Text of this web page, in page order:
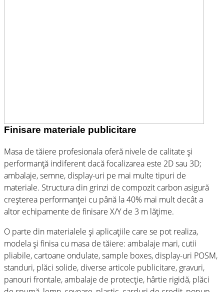
Finisare materiale publicitare
Masa de tăiere profesionala oferă nivele de calitate și
performanță indiferent dacă focalizarea este 2D sau 3D;
ambalaje, semne, display-uri pe mai multe tipuri de
materiale. Structura din grinzi de compozit carbon asigură
creșterea performanței cu până la 40% mai mult decât a
altor echipamente de finisare X/Y de 3 m lățime.
O parte din materialele și aplicațiile care se pot realiza,
modela și finisa cu masa de tăiere: ambalaje mari, cutii
pliabile, cartoane ondulate, sample boxes, display-uri POSM,
standuri, plăci solide, diverse articole publicitare, gravuri,
panouri frontale, ambalaje de protecție, hârtie rigidă, plăci